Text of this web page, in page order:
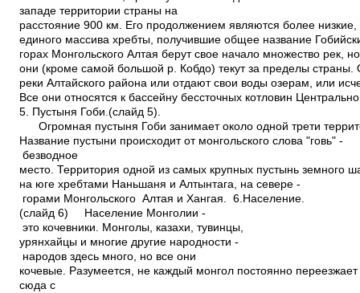
западе территории страны на
расстояние 900 км. Его продолжением являются более
единого массива хребты, получившие общее название
горах Монгольского Алтая берут свое начало множество рек,
они (кроме самой большой р. Кобдо) текут за пределы
реки Алтайского района или отдают свои воды озерам, или
Все они относятся к бассейну бессточных котловин
5. Пустыня Гоби.(слайд 5).
Огромная пустыня Гоби занимает около одной трети
Название пустыни происходит от монгольского слова "говь" ­
безводное
место. Территория одной из самых крупных пустынь земного
на юге хребтами Наньшаня и Алтынтага, на севере ­
горами Монгольского Алтая и Хангая. 6.Население.
(слайд 6) Население Монголии ­
это кочевники. Монголы, казахи, тувинцы,
урянхайцы и многие другие народности ­
народов здесь много, но все они ­
кочевые. Разумеется, не каждый монгол постоянно
сюда с